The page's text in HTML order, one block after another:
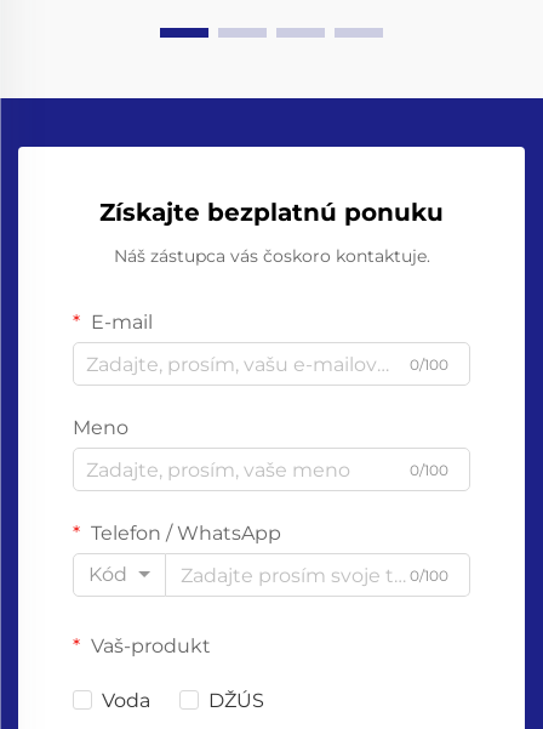
Získajte bezplatnú ponuku
Náš zástupca vás čoskoro kontaktuje.
E-mail
0/100
Meno
0/100
Telefon / WhatsApp
Kód
0/100
Vaš-produkt
Voda
DŽÚS